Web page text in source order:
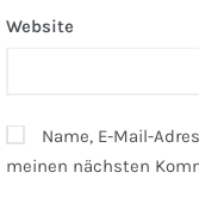
Website
Name, E-Mail-
meinen nächsten